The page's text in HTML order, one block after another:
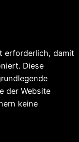
erforderlich, damit
Diese
der Website
keine